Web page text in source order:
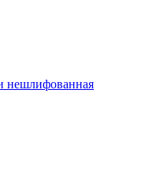
нешлифованная